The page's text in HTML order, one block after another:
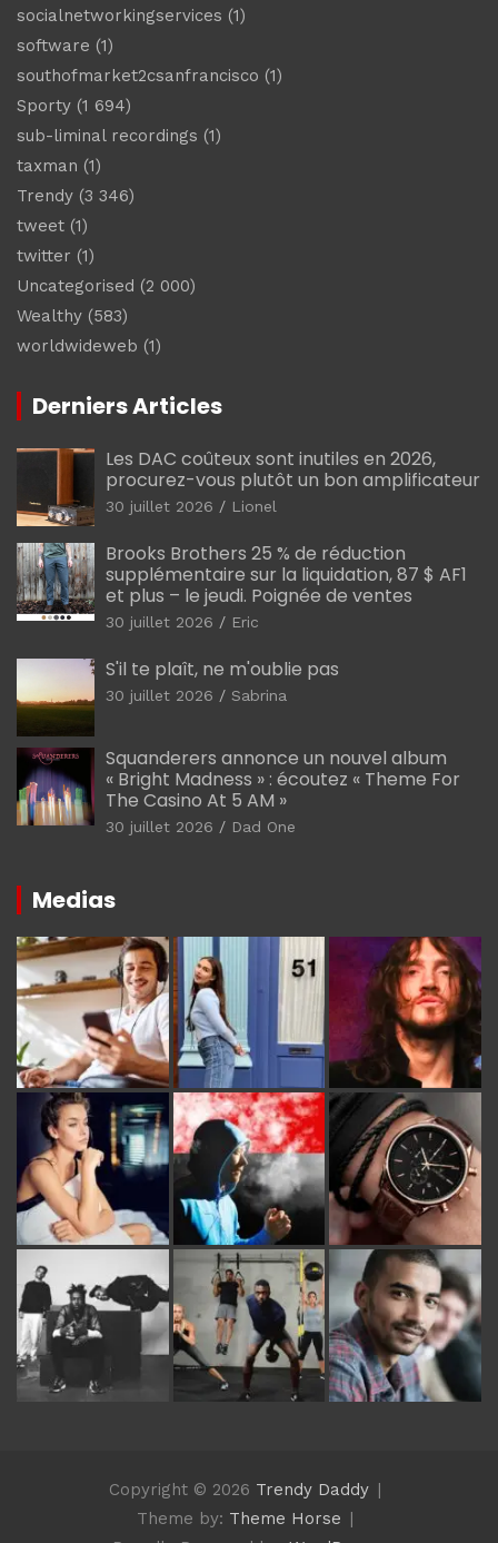
socialnetworkingservices (1)
software (1)
southofmarket2csanfrancisco (1)
Sporty (1 694)
sub-liminal recordings (1)
taxman (1)
Trendy (3 346)
tweet (1)
twitter (1)
Uncategorised (2 000)
Wealthy (583)
worldwideweb (1)
Derniers Articles
Les DAC coûteux sont inutiles en 2026,
procurez-vous plutôt un bon amplificateur
30 juillet 2026 Lionel
Brooks Brothers 25 % de réduction
supplémentaire sur la liquidation, 87 $ AF1
et plus – le jeudi. Poignée de ventes
30 juillet 2026 Eric
S'il te plaît, ne m'oublie pas
30 juillet 2026 Sabrina
Squanderers annonce un nouvel album
« Bright Madness » : écoutez « Theme For
The Casino At 5 AM »
30 juillet 2026 Dad One
Medias
Copyright © 2026 Trendy Daddy
Theme by: Theme Horse